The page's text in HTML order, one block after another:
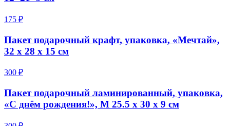
175 ₽
Пакет подарочный крафт, упаковка, «Мечтай»,
32 х 28 х 15 см
300 ₽
Пакет подарочный ламинированный, упаковка,
«С днём рождения!», M 25.5 х 30 х 9 см